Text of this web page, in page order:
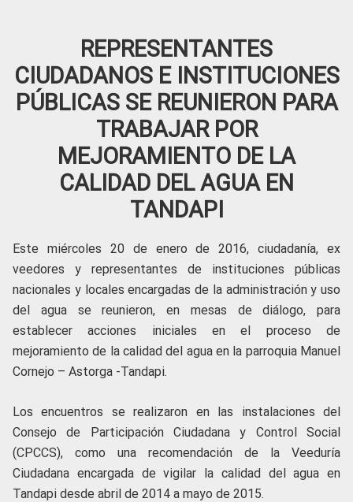
REPRESENTANTES
CIUDADANOS E INSTITUCIONES
PÚBLICAS SE REUNIERON PARA
TRABAJAR POR
MEJORAMIENTO DE LA
CALIDAD DEL AGUA EN
TANDAPI
Este miércoles 20 de enero de 2016, ciudadanía, ex
veedores y representantes de instituciones públicas
nacionales y locales encargadas de la administración y uso
del agua se reunieron, en mesas de diálogo, para
establecer acciones iniciales en el proceso de
mejoramiento de la calidad del agua en la parroquia Manuel
Cornejo – Astorga -Tandapi.
Los encuentros se realizaron en las instalaciones del
Consejo de Participación Ciudadana y Control Social
(CPCCS), como una recomendación de la Veeduría
Ciudadana encargada de vigilar la calidad del agua en
Tandapi desde abril de 2014 a mayo de 2015.